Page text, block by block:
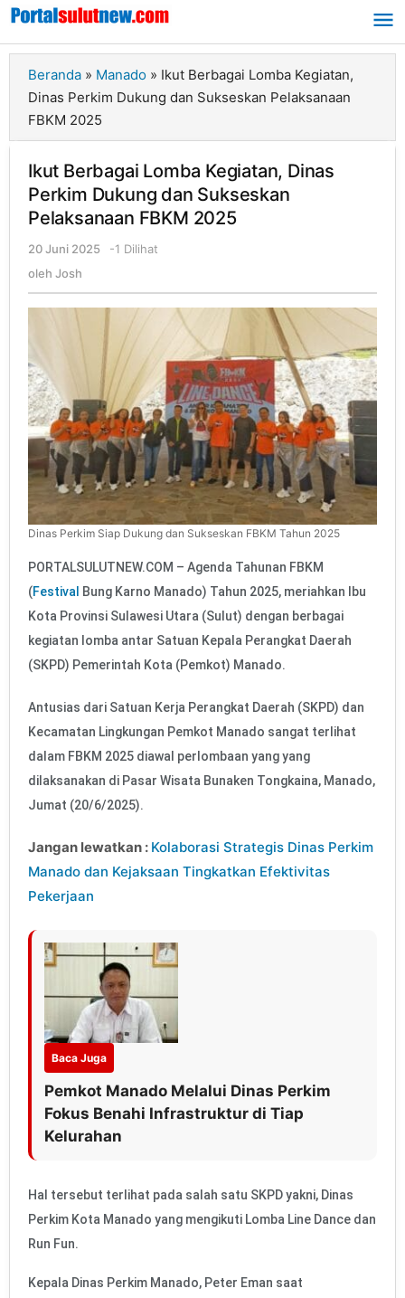
Lewati
konten
Beranda » Manado » Ikut Berbagai Lomba Kegiatan,
Dinas Perkim Dukung dan Sukseskan Pelaksanaan
FBKM 2025
Ikut Berbagai Lomba Kegiatan, Dinas
Perkim Dukung dan Sukseskan
Pelaksanaan FBKM 2025
20 Juni 2025
oleh
-1 Dilihat
oleh Josh
Dinas Perkim Siap Dukung dan Sukseskan FBKM Tahun 2025
PORTALSULUTNEW.COM – Agenda Tahunan FBKM
(Festival Bung Karno Manado) Tahun 2025, meriahkan Ibu
Kota Provinsi Sulawesi Utara (Sulut) dengan berbagai
kegiatan lomba antar Satuan Kepala Perangkat Daerah
(SKPD) Pemerintah Kota (Pemkot) Manado.
Antusias dari Satuan Kerja Perangkat Daerah (SKPD) dan
Kecamatan Lingkungan Pemkot Manado sangat terlihat
dalam FBKM 2025 diawal perlombaan yang yang
dilaksanakan di Pasar Wisata Bunaken Tongkaina, Manado,
Jumat (20/6/2025).
Jangan lewatkan : Kolaborasi Strategis Dinas Perkim
Manado dan Kejaksaan Tingkatkan Efektivitas
Pekerjaan
Baca Juga
Pemkot Manado Melalui Dinas Perkim
Fokus Benahi Infrastruktur di Tiap
Kelurahan
Hal tersebut terlihat pada salah satu SKPD yakni, Dinas
Perkim Kota Manado yang mengikuti Lomba Line Dance dan
Run Fun.
Kepala Dinas Perkim Manado, Peter Eman saat